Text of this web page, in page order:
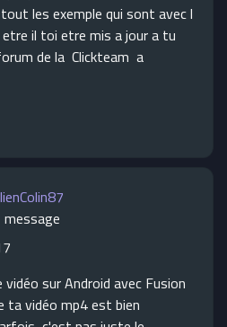
les exemple qui sont avec l
il toi etre mis a jour a tu
de la Clickteam a
message
sur Android avec Fusion
ta vidéo mp4 est bien